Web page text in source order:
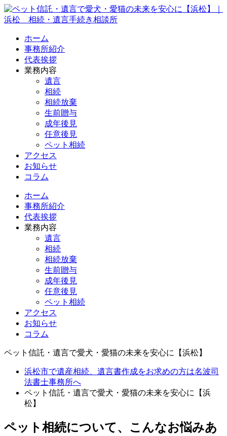
ホーム
事務所紹介
代表挨拶
業務内容
遺言
相続
相続放棄
生前贈与
成年後見
任意後見
ペット相続
アクセス
お知らせ
コラム
ホーム
事務所紹介
代表挨拶
業務内容
遺言
相続
相続放棄
生前贈与
成年後見
任意後見
ペット相続
アクセス
お知らせ
コラム
ペット信託・遺言で愛犬・愛猫の未来を安心に【浜松】
浜松市で遺産相続、遺言書作成をお求めの方は名波司
法書士事務所へ
ペット信託・遺言で愛犬・愛猫の未来を安心に【浜
松】
ペット相続について、こんなお悩みあ